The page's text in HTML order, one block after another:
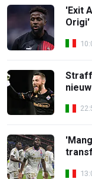
'Exit
Origi'